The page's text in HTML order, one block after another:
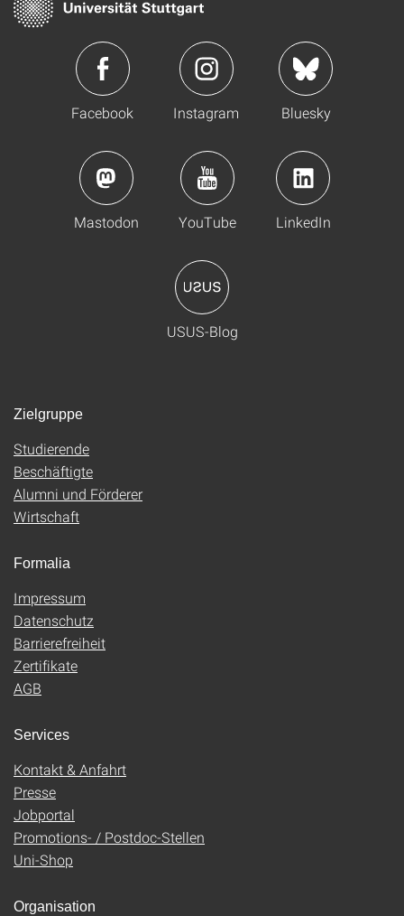
Facebook Instagram Bluesky
Mastodon YouTube LinkedIn
USUS-Blog
Zielgruppe
Studierende
Beschäftigte
Alumni und Förderer
Wirtschaft
Formalia
Impressum
Datenschutz
Barrierefreiheit
Zertifikate
AGB
Services
Kontakt & Anfahrt
Presse
Jobportal
Promotions- / Postdoc-Stellen
Uni-Shop
Organisation